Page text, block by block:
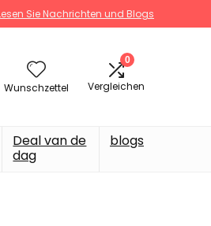
Sie Nachrichten und Blogs
Wunschzettel
0
Vergleichen
Deal van de
dag
blogs